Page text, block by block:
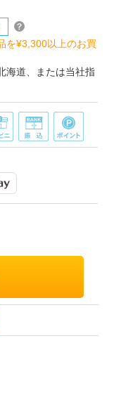
を¥3,300以上のお買
海道、または当社指